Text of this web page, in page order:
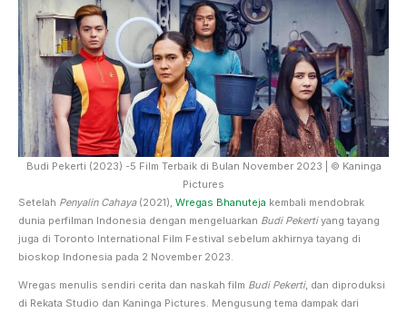
Budi Pekerti (2023) -5 Film Terbaik di Bulan November 2023 | © Kaninga
Pictures
Setelah Penyalin Cahaya(2021), Wregas Bhanuteja kembali mendobrak
dunia perfilman Indonesia dengan mengeluarkan Budi Pekertiyang tayang
juga di Toronto International Film Festival sebelum akhirnya tayang di
bioskop Indonesia pada 2 November 2023.
Wregas menulis sendiri cerita dan naskah film Budi Pekerti, dan diproduksi
di Rekata Studio dan Kaninga Pictures. Mengusung tema dampak dari